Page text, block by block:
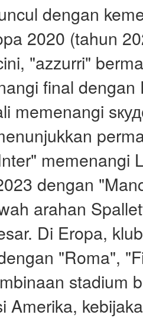
dengan
2020 (tahun
"azzurri"
final
memenangi
memenangi
dengan
arahan
Di Eropa,
"Roma",
stadium
Amerika,